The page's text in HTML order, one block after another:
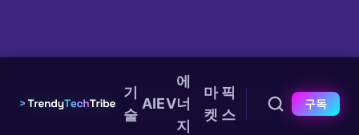
기
술
AIEV
에
너
지
마
켓
픽
스
구독